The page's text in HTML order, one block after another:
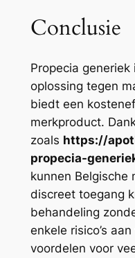
Conclusie
Propecia
oplossing tegen
biedt een
merkproduct.
zoals https://
propecia-
kunnen Belgische
discreet toegang
behandeling
enkele risico’s
voordelen voor